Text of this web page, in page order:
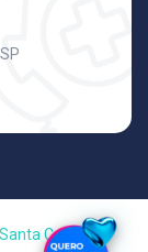
Santa Casa de